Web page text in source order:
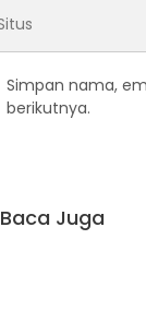
Simpan nama,
berikutnya.
Baca Juga